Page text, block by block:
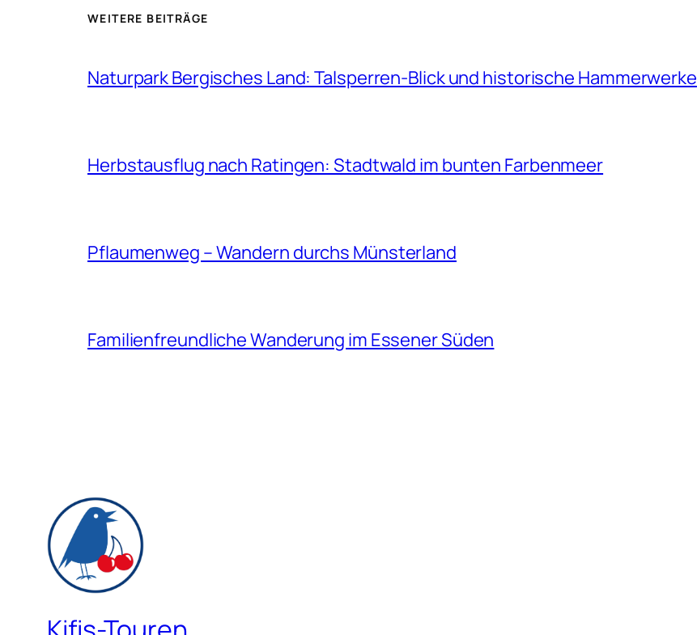
WEITERE BEITRÄGE
Naturpark Bergisches Land: Talsperren-Blick und historische Hammerwerke
Herbstausflug nach Ratingen: Stadtwald im bunten Farbenmeer
Pflaumenweg – Wandern durchs Münsterland
Familienfreundliche Wanderung im Essener Süden